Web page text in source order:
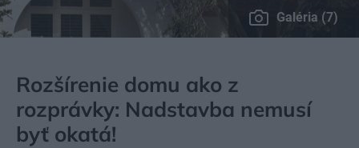
Galéria (7)
Rozšírenie domu ako z
rozprávky: Nadstavba nemusí
byť okatá!